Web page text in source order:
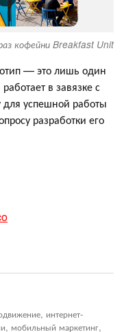
кофейни Breakfast Unit
— это лишь один
в завязке с
успешной работы
разработки его
интернет-
мобильный маркетинг,